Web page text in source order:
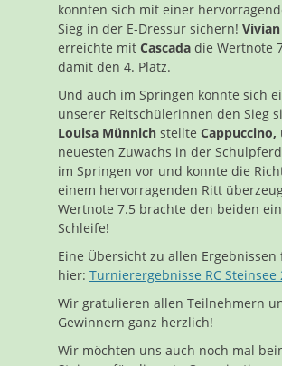
konnten sich mit einer
Sieg in der E-Dressur sichern!
erreichte mit Cascada die Wertnote
damit den 4. Platz.
Und auch im Springen konnte sich
unserer Reitschülerinnen den Sieg
Louisa Münnich stellte Cappuccino,
neuesten Zuwachs in der
im Springen vor und konnte die
einem hervorragenden Ritt
Wertnote 7.5 brachte den beiden
Schleife!
Eine Übersicht zu allen Ergebnissen
hier: Turnierergebnisse RC Steinsee
Wir gratulieren allen Teilnehmern
Gewinnern ganz herzlich!
Wir möchten uns auch noch mal